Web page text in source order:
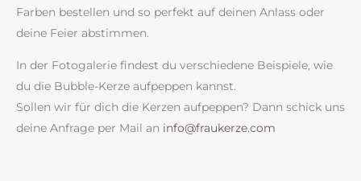
Farben bestellen und so perfekt auf deinen Anlass oder
deine Feier abstimmen.
In der Fotogalerie findest du verschiedene Beispiele, wie
du die Bubble-Kerze aufpeppen kannst.
Sollen wir für dich die Kerzen aufpeppen? Dann schick uns
deine Anfrage per Mail an info@fraukerze.com